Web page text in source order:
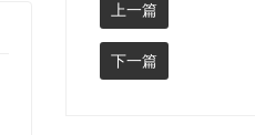
上一篇
下一篇